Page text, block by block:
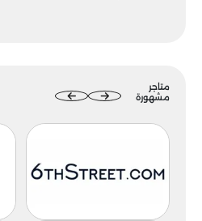
متاجر
مشهورة